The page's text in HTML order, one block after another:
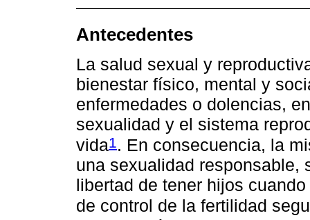
Antecedentes
La salud sexual y
bienestar físico, mental y
enfermedades o dolencias,
sexualidad y el sistema
vida1. En consecuencia, la
una sexualidad responsable,
libertad de tener hijos
de control de la fertilidad